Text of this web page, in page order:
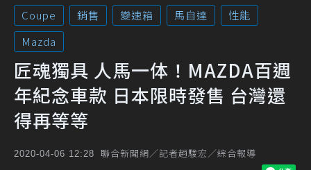
Coupe 銷售 變速箱 馬自達
性能
Mazda
匠魂獨具 人馬一体！MAZDA百週
年紀念車款 日本限時發售 台灣還
得再等等
2020-04-06 12:28 聯合新聞網／記者趙駿宏／綜合報導